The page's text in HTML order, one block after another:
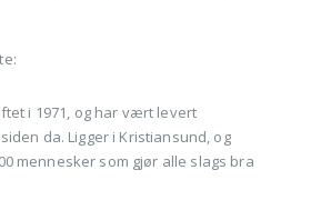
i 1971, og har vært levert
da. Ligger i Kristiansund, og
mennesker som gjør alle slags bra